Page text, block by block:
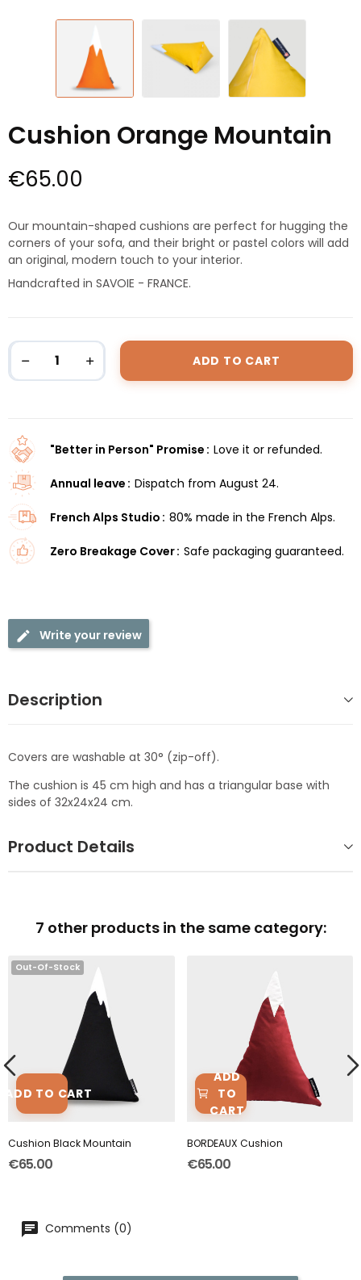
Cushion Orange Mountain
€65.00
Our mountain-shaped cushions are perfect for hugging the
corners of your sofa, and their bright or pastel colors will add
an original, modern touch to your interior.
Handcrafted in SAVOIE - FRANCE.
ADD TO CART
"Better in Person" Promise Love it or refunded.
Annual leave Dispatch from August 24.
French Alps Studio 80% made in the French Alps.
Zero Breakage Cover Safe packaging guaranteed.
Write your review
Description
Covers are washable at 30° (zip-off).
The cushion is 45 cm high and has a triangular base with
sides of 32x24x24 cm.
Product Details
7 other products in the same category:
Out-Of-Stock
ADD TO CART
Cushion Black Mountain
€65.00
ADD
TO
CART
BORDEAUX Cushion
€65.00
Comments (0)